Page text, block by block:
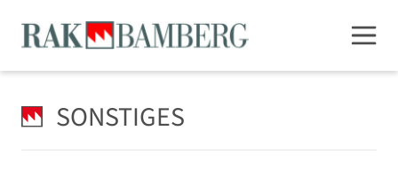
SONSTIGES